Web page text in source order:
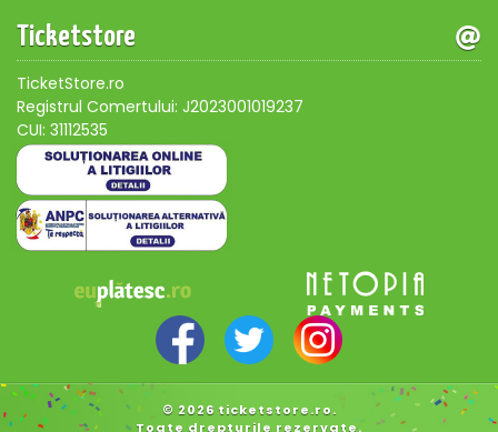
Ticketstore
TicketStore.ro
Registrul Comertului: J2023001019237
CUI: 31112535
© 2026 ticketstore.ro.
Toate drepturile rezervate.